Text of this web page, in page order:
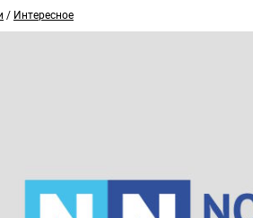
/ Интересное